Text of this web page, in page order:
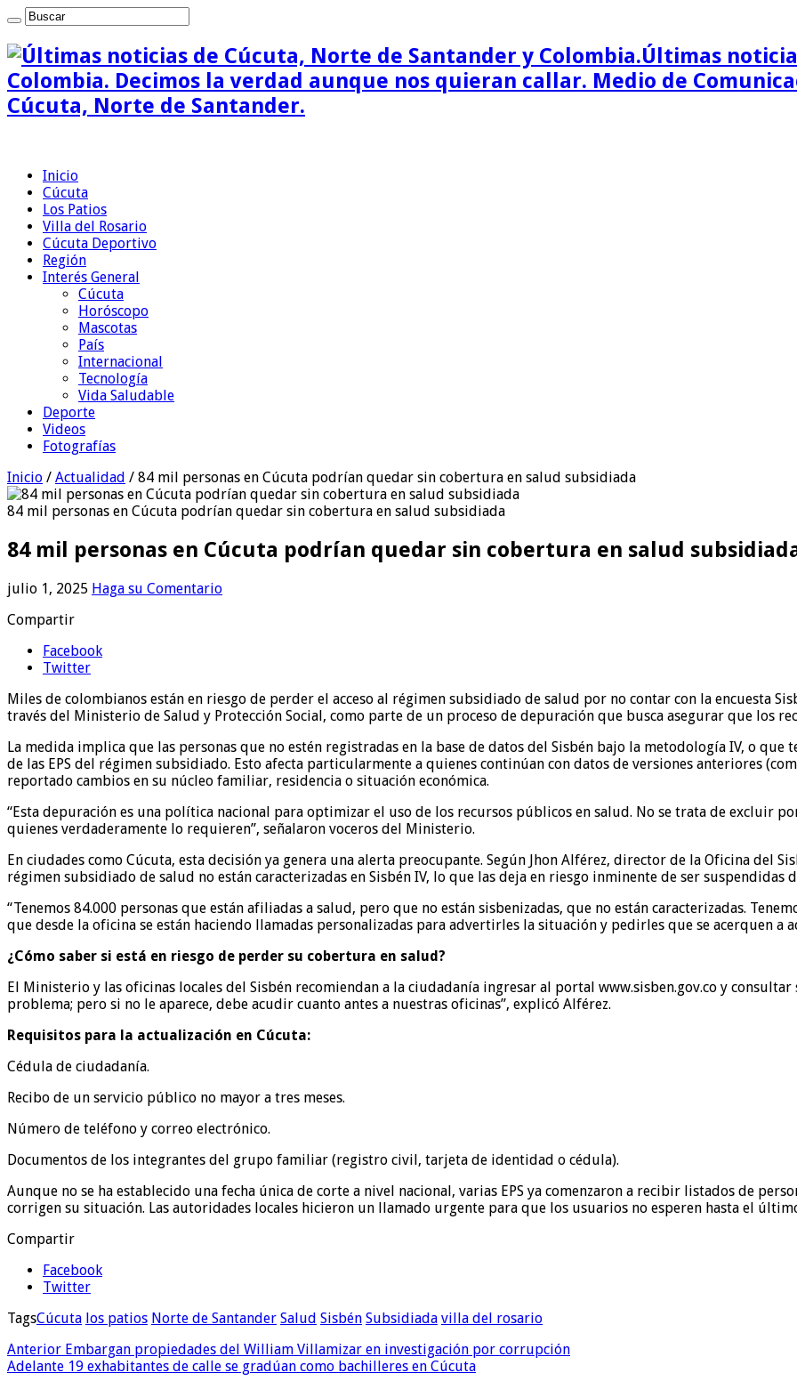
Últimas
Colombia. Decimos la verdad aunque nos quieran callar. Medio de
Cúcuta, Norte de Santander.
Inicio
Cúcuta
Los Patios
Villa del Rosario
Cúcuta Deportivo
Región
Interés General
Cúcuta
Horóscopo
Mascotas
País
Internacional
Tecnología
Vida Saludable
Deporte
Videos
Fotografías
Inicio / Actualidad / 84 mil personas en Cúcuta podrían quedar sin cobertura en salud subsidiada
84 mil personas en Cúcuta podrían quedar sin cobertura en salud subsidiada
84 mil personas en Cúcuta podrían quedar sin cobertura en salud
julio 1, 2025 Haga su Comentario
Compartir
Facebook
Twitter
Miles de colombianos están en riesgo de perder el acceso al régimen subsidiado de salud por no contar con la encuesta
través del Ministerio de Salud y Protección Social, como parte de un proceso de depuración que busca asegurar que los
La medida implica que las personas que no estén registradas en la base de datos del Sisbén bajo la metodología IV, o
de las EPS del régimen subsidiado. Esto afecta particularmente a quienes continúan con datos de versiones anteriores
reportado cambios en su núcleo familiar, residencia o situación económica.
“Esta depuración es una política nacional para optimizar el uso de los recursos públicos en salud. No se trata de excluir
quienes verdaderamente lo requieren”, señalaron voceros del Ministerio.
En ciudades como Cúcuta, esta decisión ya genera una alerta preocupante. Según Jhon Alférez, director de la Oficina del
régimen subsidiado de salud no están caracterizadas en Sisbén IV, lo que las deja en riesgo inminente de ser suspendidas
“Tenemos 84.000 personas que están afiliadas a salud, pero que no están sisbenizadas, que no están caracterizadas.
que desde la oficina se están haciendo llamadas personalizadas para advertirles la situación y pedirles que se acerquen a
¿Cómo saber si está en riesgo de perder su cobertura en salud?
El Ministerio y las oficinas locales del Sisbén recomiendan a la ciudadanía ingresar al portal www.sisben.gov.co y
problema; pero si no le aparece, debe acudir cuanto antes a nuestras oficinas”, explicó Alférez.
Requisitos para la actualización en Cúcuta:
Cédula de ciudadanía.
Recibo de un servicio público no mayor a tres meses.
Número de teléfono y correo electrónico.
Documentos de los integrantes del grupo familiar (registro civil, tarjeta de identidad o cédula).
Aunque no se ha establecido una fecha única de corte a nivel nacional, varias EPS ya comenzaron a recibir listados de
corrigen su situación. Las autoridades locales hicieron un llamado urgente para que los usuarios no esperen hasta el
Compartir
Facebook
Twitter
TagsCúcuta los patios Norte de Santander Salud Sisbén Subsidiada villa del rosario
Anterior Embargan propiedades del William Villamizar en investigación por corrupción
Adelante 19 exhabitantes de calle se gradúan como bachilleres en Cúcuta